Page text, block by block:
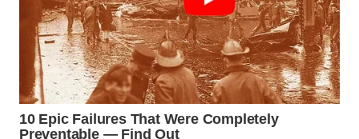
WN
BINJAI
WN
CIREBON